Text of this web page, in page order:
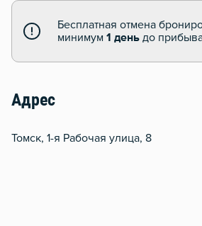
Бесплатная отмена
минимум 1 день до
Адрес
Томск, 1-я Рабочая улица, 8